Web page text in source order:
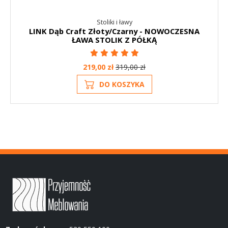
Stoliki i ławy
LINK Dąb Craft Złoty/Czarny - NOWOCZESNA
ŁAWA STOLIK Z PÓŁKĄ
219,00 zł319,00 zł
DO KOSZYKA